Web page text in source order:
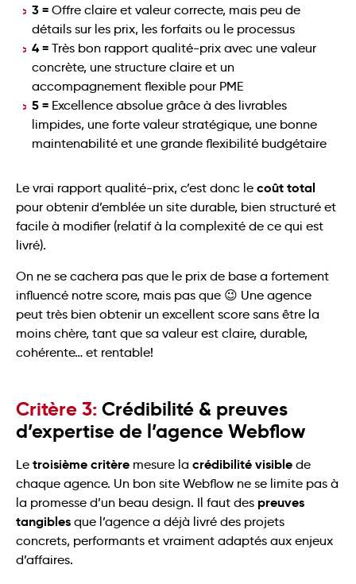
3 = Offre claire et valeur correcte, mais peu de
détails sur les prix, les forfaits ou le processus
4 = Très bon rapport qualité-prix avec une valeur
concrète, une structure claire et un
accompagnement flexible pour PME
5 = Excellence absolue grâce à des livrables
limpides, une forte valeur stratégique, une bonne
maintenabilité et une grande flexibilité budgétaire
Le vrai rapport qualité-prix, c’est donc le coût total
pour obtenir d’emblée un site durable, bien structuré et
facile à modifier (relatif à la complexité de ce qui est
livré).
On ne se cachera pas que le prix de base a fortement
influencé notre score, mais pas que 😉 Une agence
peut très bien obtenir un excellent score sans être la
moins chère, tant que sa valeur est claire, durable,
cohérente… et rentable!
Critère 3: Crédibilité & preuves
d’expertise de l’agence Webflow
Le troisième critère mesure la crédibilité visible de
chaque agence. Un bon site Webflow ne se limite pas à
la promesse d’un beau design. Il faut des preuves
tangibles que l’agence a déjà livré des projets
concrets, performants et vraiment adaptés aux enjeux
d’affaires.